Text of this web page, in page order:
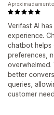
Verifast AI
experience.
chatbot helps
preferences,
better
queries,
customer